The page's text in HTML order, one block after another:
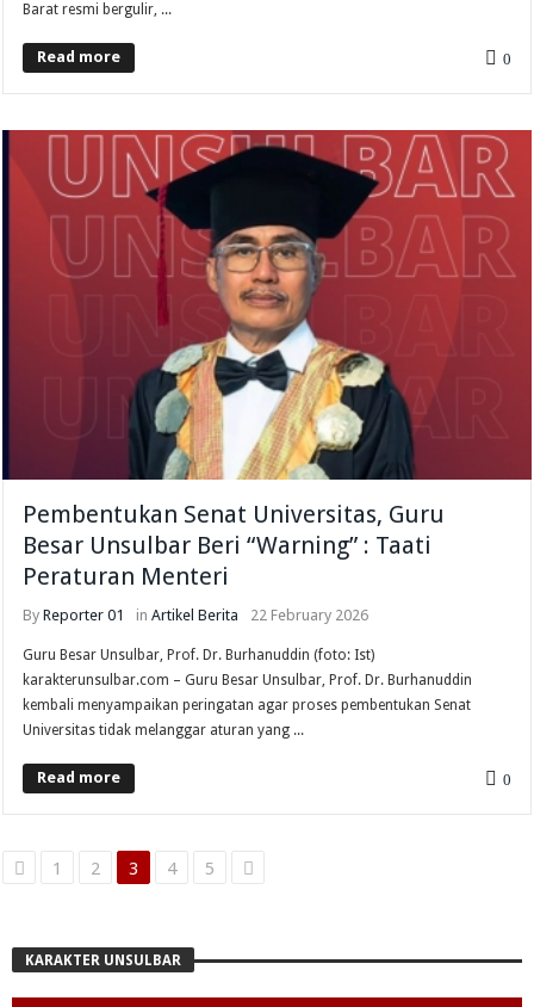
Barat resmi bergulir, ...
Read more 0
Pembentukan Senat Universitas, Guru
Besar Unsulbar Beri “Warning” : Taati
Peraturan Menteri
ByReporter 01 inArtikel Berita 22 February 2026
Guru Besar Unsulbar, Prof. Dr. Burhanuddin (foto: Ist)
karakterunsulbar.com – Guru Besar Unsulbar, Prof. Dr. Burhanuddin
kembali menyampaikan peringatan agar proses pembentukan Senat
Universitas tidak melanggar aturan yang ...
Read more 0
1 2 3 4 5
KARAKTER UNSULBAR